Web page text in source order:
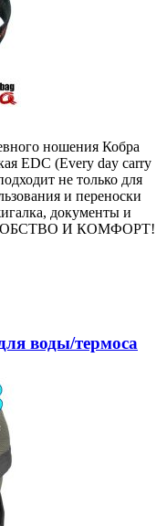
ношения Кобра
EDC (Every day carry
не только для
и переноски
документы и
И КОМФОРТ!
воды/термоса